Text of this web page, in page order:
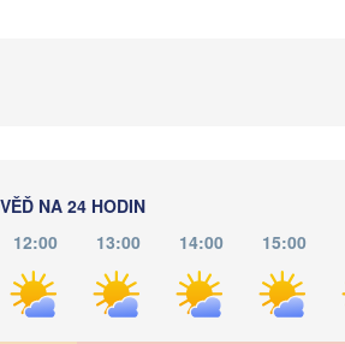
NA 24 HODIN
12:00 13:00 14:00 15:00
Chișinău
MOLDAVSKO